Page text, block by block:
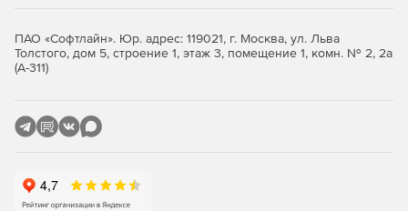
ПАО «Софтлайн». Юр. адрес: 119021, г. Москва, ул. Льва
Толстого, дом 5, строение 1, этаж 3, помещение 1, комн. № 2, 2а
(А-311)